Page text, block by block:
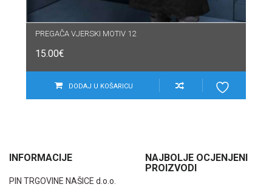
PREGAČA VJERSKI MOTIV 12
15.00€
DODAJ U KOŠARICU
INFORMACIJE
PIN TRGOVINE NAŠICE d.o.o.
NAJBOLJE OCJENJENI
PROIZVODI